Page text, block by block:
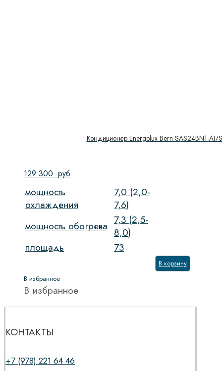
Кондиционер Energolux Bern SAS24BN1-AI/
129 300 руб
мощность
охлаждения
7,0 (2,0-
7,6)
мощность обогрева 7,3 (2,5-
8,0)
площадь
73
В корзину
В избранное
В избранное
КОНТАКТЫ
+7 (978) 221 64 46